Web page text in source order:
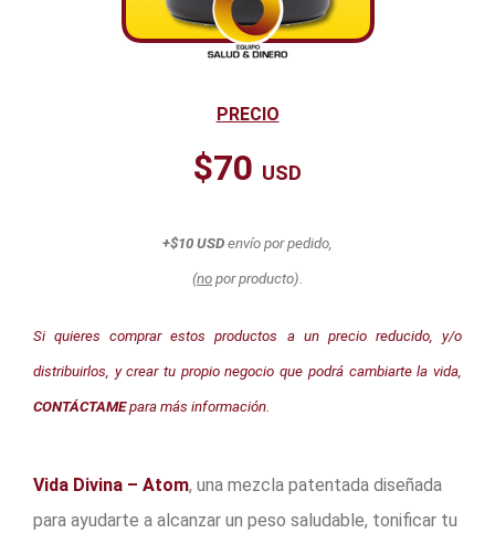
PRECIO
$70 USD
+$10 USD envío por pedido,
(no por producto).
Si quieres comprar estos productos a un precio reducido, y/o
distribuirlos, y crear tu propio negocio que podrá cambiarte la vida,
CONTÁCTAMEpara más información.
Vida Divina – Atom, una mezcla patentada diseñada
para ayudarte a alcanzar un peso saludable, tonificar tu